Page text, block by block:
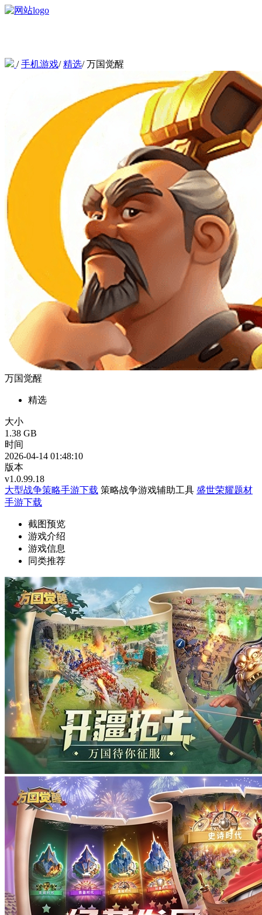
/手机游戏/精选/万国觉醒
万国觉醒
精选
大小
1.38 GB
时间
2026-04-14 01:48:10
版本
v1.0.99.18
大型战争策略手游下载 策略战争游戏辅助工具 盛世荣耀题材
手游下载
截图预览
游戏介绍
游戏信息
同类推荐